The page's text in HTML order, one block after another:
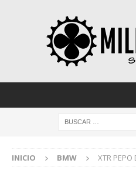
INICIO BMW XTR PEPO